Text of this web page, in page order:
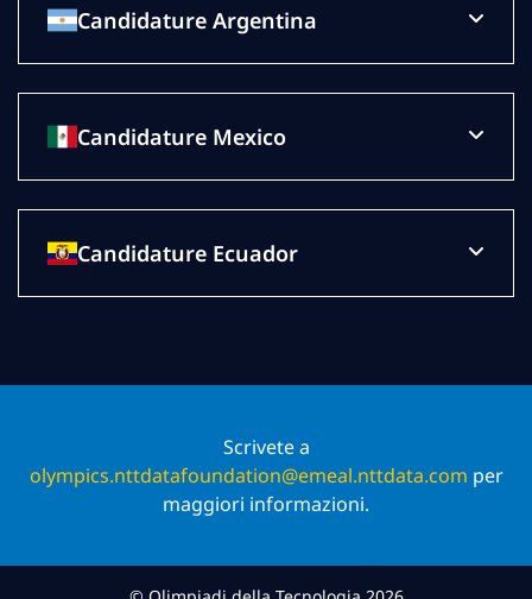
Candidature Argentina
Candidature Mexico
Candidature Ecuador
Scrivete a
olympics.nttdatafoundation@emeal.nttdata.com per
maggiori informazioni.